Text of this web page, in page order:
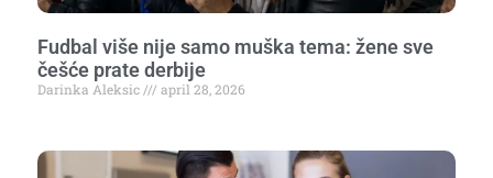
Fudbal više nije samo muška tema: žene sve
češće prate derbije
Darinka Aleksic april 28, 2026